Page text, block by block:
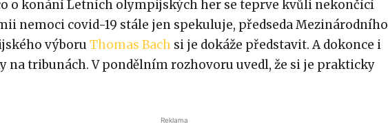
o konání Letních olympijských her se teprve kvůli nekončící
nemoci covid-19 stále jen spekuluje, předseda Mezinárodního
výboru Thomas Bach si je dokáže představit. A dokonce i
na tribunách. V pondělním rozhovoru uvedl, že si je prakticky
Reklama